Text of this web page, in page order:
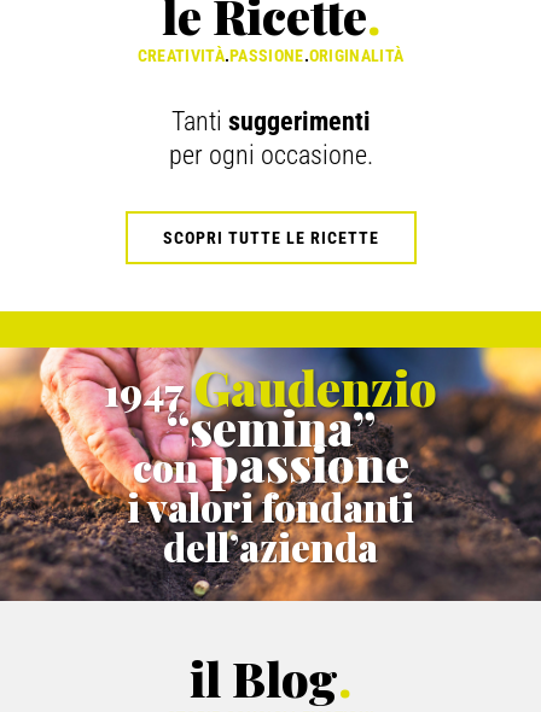
le Ricette.
CREATIVITÀ.PASSIONE.ORIGINALITÀ
Tanti suggerimenti
per ogni occasione.
SCOPRI TUTTE LE RICETTE
1947 Gaudenzio
“semina”
conpassione
i valori fondanti
dell’azienda
il Blog.